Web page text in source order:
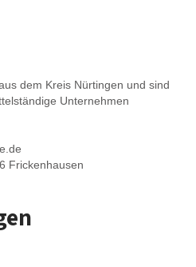
dem Kreis Nürtingen und sind
Unternehmen
Frickenhausen